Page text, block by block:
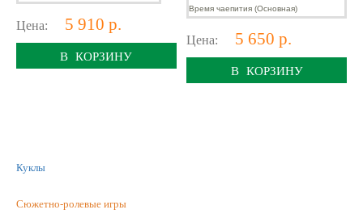
Цена: 5 910 р.
В КОРЗИНУ
Цена: 5 650 р.
В КОРЗИНУ
Куклы
Сюжетно-ролевые игры